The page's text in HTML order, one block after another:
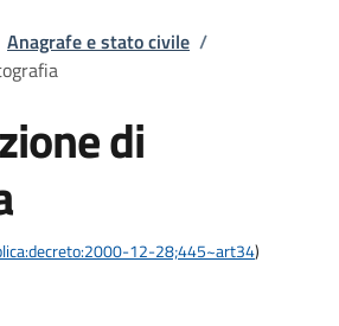
Anagrafe e stato civile /
di
12-28;445~art34)